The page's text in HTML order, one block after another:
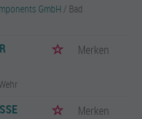
GmbH / Bad
Merken
Merken